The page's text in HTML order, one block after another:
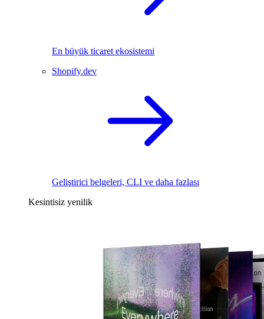
En büyük ticaret ekosistemi
Shopify.dev
Geliştirici belgeleri, CLI ve daha fazlası
Kesintisiz yenilik